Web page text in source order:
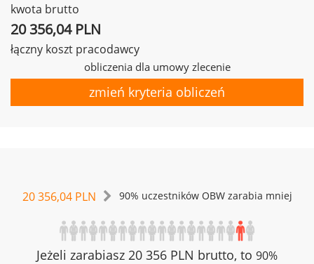
kwota brutto
20 356,04 PLN
łączny koszt pracodawcy
obliczenia dla umowy zlecenie
zmień kryteria obliczeń
20 356,04 PLN 90% uczestników OBW zarabia mniej
Jeżeli zarabiasz 20 356 PLN brutto, to 90%